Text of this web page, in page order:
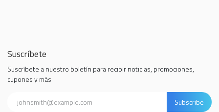
Suscríbete
Suscríbete a nuestro boletín para recibir noticias, promociones,
cupones y más
Subscribe